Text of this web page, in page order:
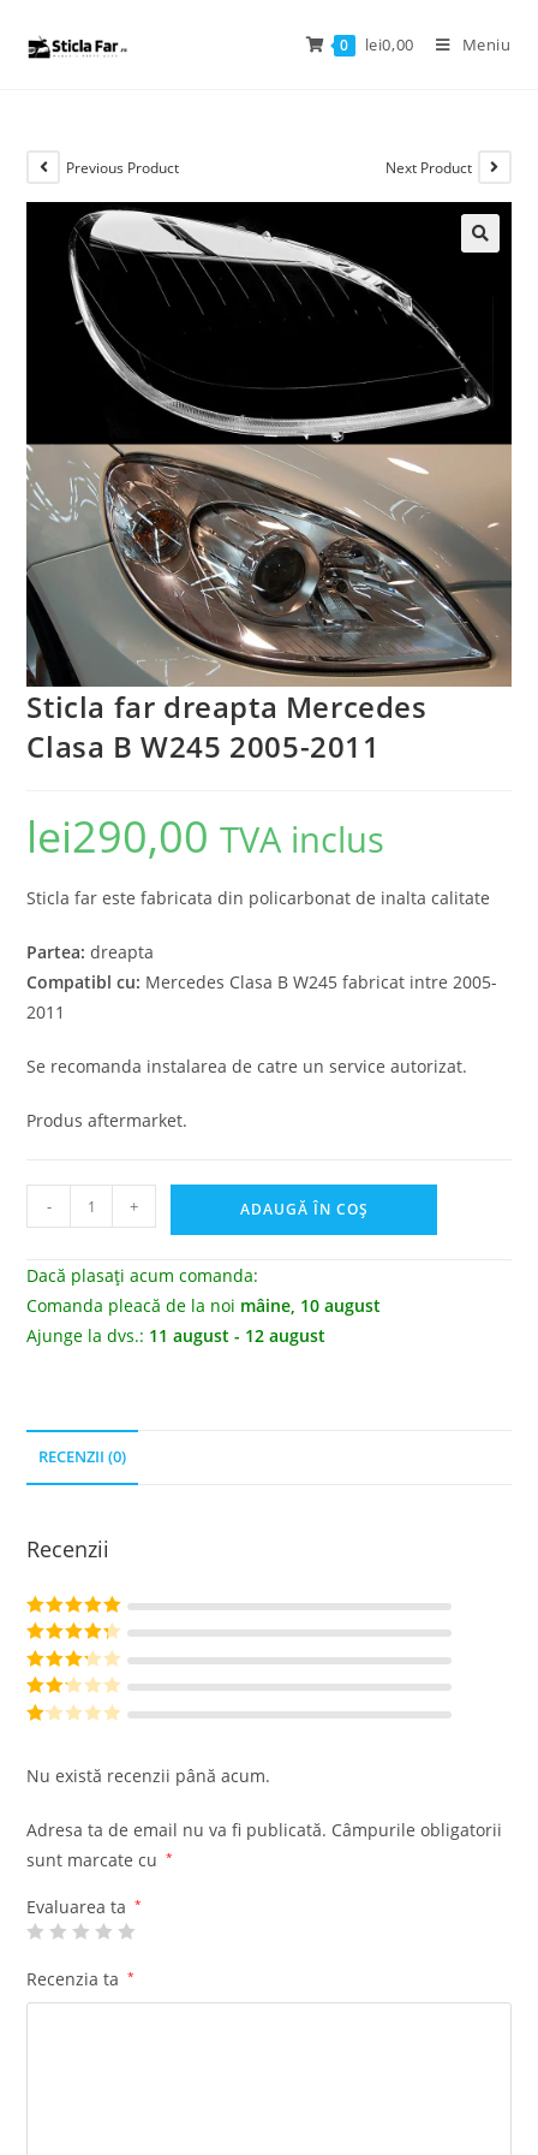
0 lei0,00 Meniu
Previous Product Next Product
Sticla far dreapta Mercedes
Clasa B W245 2005-2011
lei290,00 TVA inclus
Sticla far este fabricata din policarbonat de inalta calitate
Partea: dreapta
Compatibl cu: Mercedes Clasa B W245 fabricat intre 2005-
2011
Se recomanda instalarea de catre un service autorizat.
Produs aftermarket.
- + ADAUGĂ ÎN COȘ
Dacă plasați acum comanda:
Comanda pleacă de la noi mâine, 10 august
Ajunge la dvs.: 11 august - 12 august
RECENZII (0)
Recenzii
Evaluat la5
din 5
Evaluat la
4din 5
Evaluat
la3din
Evalu
1
n
Nu există recenzii până acum.
Adresa ta de email nu va fi publicată. Câmpurile obligatorii
sunt marcate cu
*
Evaluarea ta *
Recenzia ta *